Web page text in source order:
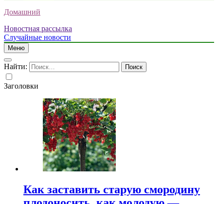
Домашний
Новостная рассылка
Случайные новости
Меню
Найти:
Заголовки
Как заставить старую смородину